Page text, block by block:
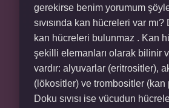
gerekirse benim yorumum
sıvısında kan hücreleri var mı?
kan hücreleri bulunmaz . Kan
şekilli elemanları olarak bilinir
vardır: alyuvarlar (eritrositler),
(lökositler) ve trombositler (kan
Doku sıvısı ise vücudun